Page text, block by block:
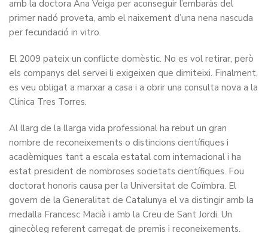
amb la doctora Ana Veiga per aconseguir l’embaràs del
primer nadó proveta, amb el naixement d’una nena nascuda
per fecundació in vitro.
El 2009 pateix un conflicte domèstic. No es vol retirar, però
els companys del servei li exigeixen que dimiteixi. Finalment,
es veu obligat a marxar a casa i a obrir una consulta nova a la
Clínica Tres Torres.
Al llarg de la llarga vida professional ha rebut un gran
nombre de reconeixements o distincions científiques i
acadèmiques tant a escala estatal com internacional i ha
estat president de nombroses societats científiques. Fou
doctorat honoris causa per la Universitat de Coïmbra. El
govern de la Generalitat de Catalunya el va distingir amb la
medalla Francesc Macià i amb la Creu de Sant Jordi. Un
ginecòleg referent carregat de premis i reconeixements.